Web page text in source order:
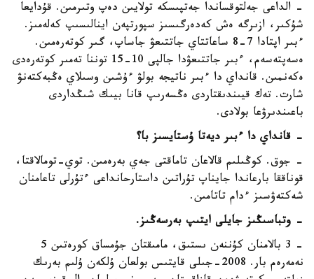
- الداعى جەلتوقساندا جەتپىسكە تولايىن دەپ وتىرمىن. قۇدايعا
شۇكىر، ازىرگە ەش كەدەرگىسىز سپورتپەن اينالىسىپ كەلەمىز.
ءبىر اپتادا 7-8 ساعاتتاي جاتتىعۋ جاساپ، گىر كوتەرەمىن.
ەسەپتەسەم، ءبىر جاتتىعۋدا جالپى 10-15 توننا تەمىر كوتەرەدى
ەكەنمىن. قانداي دا ءبىر ناتيجە بولۋ ءۇشىن وسىلاي ەڭبەكتەنۋ
شارت. تەك قيىندىقتاردى ەڭسەرىپ قانا بيىك شىڭداردى
باعىندىرۋعا بولادى.
- قانداي دا ءبىر ديەتا ۇستايسىز با؟
- جوق. كوڭىلىم قالاعان تاماقتى جەي بەرەمىن. توي-تومالاقتا،
قوناققا بارعاندا جايناپ تۇراتىن داستارحانداعى ءتۇرلى تاعامنان
شەكتەۋسىز ءدام تاتامىن.
- وتباسىڭىز جايلى ايتىپ بەرسەڭىز.
- 3 بالامنان كۇننەن ىستىق، مامىقتان جۇمساق كورەتىن 5
نەمەرەم بار. 2008-جىلى قايتىس بولعان ۇلكەن ۇلىم بەرىك